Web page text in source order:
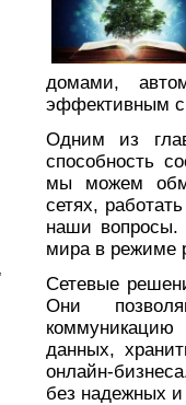
домами,
эффективным
Одним из
способность
мы можем
сетях,
наши
мира в режиме
Сетевые
Они
коммуникацию
данных,
онлайн-
без надежных